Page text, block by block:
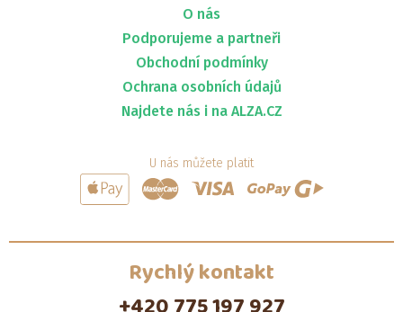
O nás
Podporujeme a partneři
Obchodní podmínky
Ochrana osobních údajů
Najdete nás i na ALZA.CZ
U nás můžete platit
Rychlý kontakt